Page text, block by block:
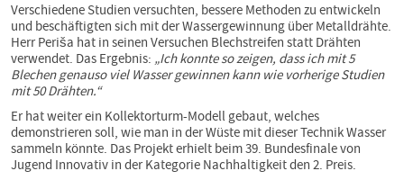
Verschiedene Studien versuchten, bessere Methoden zu entwickeln
und beschäftigten sich mit der Wassergewinnung über Metalldrähte.
Herr Periša hat in seinen Versuchen Blechstreifen statt Drähten
verwendet. Das Ergebnis: „Ich konnte so zeigen, dass ich mit 5
Blechen genauso viel Wasser gewinnen kann wie vorherige Studien
mit 50 Drähten.“
Er hat weiter ein Kollektorturm-Modell gebaut, welches
demonstrieren soll, wie man in der Wüste mit dieser Technik Wasser
sammeln könnte. Das Projekt erhielt beim 39. Bundesfinale von
Jugend Innovativ in der Kategorie Nachhaltigkeit den 2. Preis.